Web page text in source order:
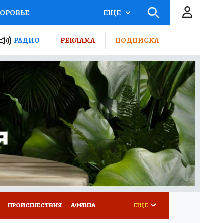
ПУТЕВОДИТЕЛЬ
ТУРИЗМ
ВСЕ О КП
ЕЩЕ
РАДИО РЕКЛАМА ПОДПИСКА
ПРОИСШЕСТВИЯ АФИША ЕЩЕ